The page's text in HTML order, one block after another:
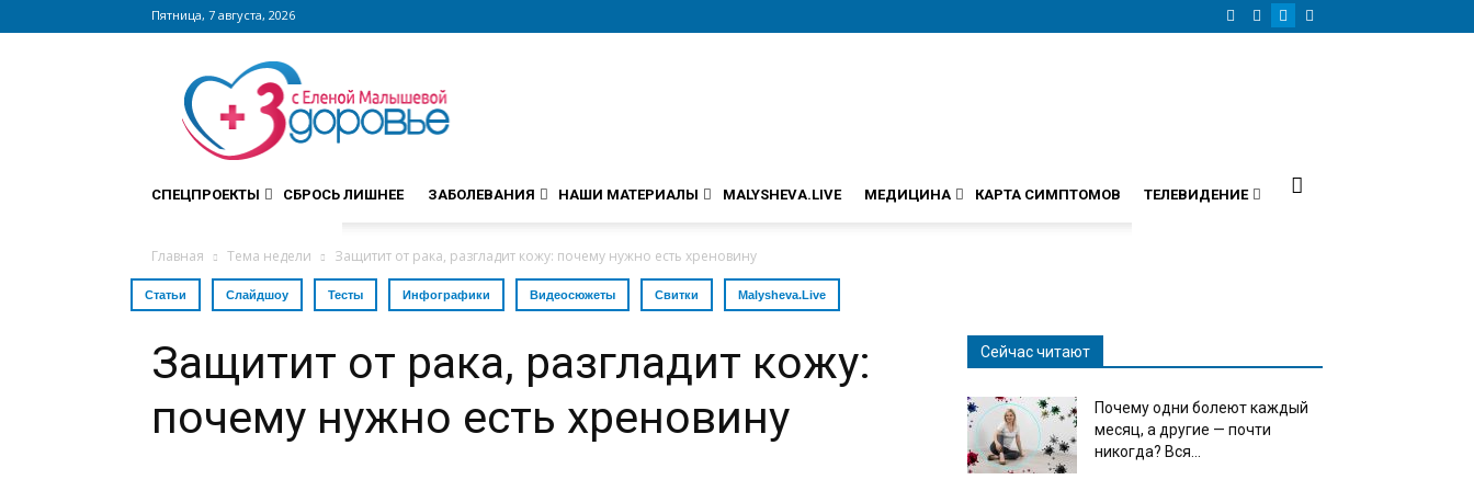
Пятница, 7 августа, 2026
Сайт
zdorovieinfo.ru
крупнейший
медицинский
интернет-
СПЕЦПРОЕКТЫ СБРОСЬ ЛИШНЕЕ ЗАБОЛЕВАНИЯ НАШИ МАТЕРИАЛЫ MALYSHEVA.LIVE МЕДИЦИНА КАРТА СИМПТОМОВ ТЕЛЕВИДЕНИЕ
Главная Тема недели Защитит от рака, разгладит кожу: почему нужно есть хреновину
Статьи Слайдшоу Тесты Инфографики Видеосюжеты Свитки Malysheva.Live
Защитит от рака, разгладит кожу:
почему нужно есть хреновину
Сейчас читают
Почему одни болеют каждый
месяц, а другие — почти
никогда? Вся...